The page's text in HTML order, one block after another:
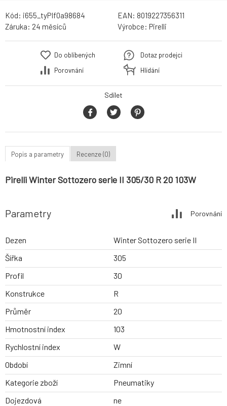
Kód: i655_tyPIf0a98684 EAN: 8019227356311
Záruka: 24 měsíců Výrobce: Pirelli
Do oblíbených
Porovnání
Dotaz prodejci
Hlídání
Sdílet
Popis a parametry Recenze (0)
Pirelli Winter Sottozero serie II 305/30 R 20 103W
Parametry Porovnání
Dezen
Winter Sottozero serie II
Šířka
305
Profil
30
Konstrukce
R
Průměr
20
Hmotnostní index
103
Rychlostní index
W
Období
Zimní
Kategorie zboží
Pneumatiky
Dojezdová
ne